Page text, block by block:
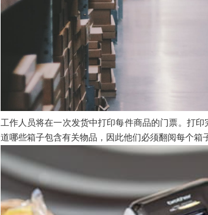
工作人员将在一次发货中打印每件商品的门票。打
道哪些箱子包含有关物品，因此他们必须翻阅每个箱